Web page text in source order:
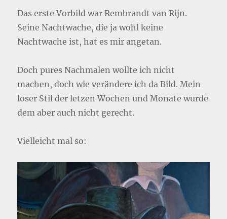
Das erste Vorbild war Rembrandt van Rijn.
Seine Nachtwache, die ja wohl keine
Nachtwache ist, hat es mir angetan.
Doch pures Nachmalen wollte ich nicht
machen, doch wie verändere ich da Bild. Mein
loser Stil der letzen Wochen und Monate wurde
dem aber auch nicht gerecht.
Vielleicht mal so: